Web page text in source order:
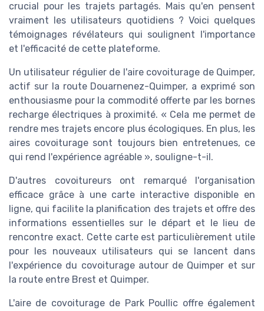
crucial pour les trajets partagés. Mais qu'en pensent
vraiment les utilisateurs quotidiens ? Voici quelques
témoignages révélateurs qui soulignent l'importance
et l'efficacité de cette plateforme.
Un utilisateur régulier de l'aire covoiturage de Quimper,
actif sur la route Douarnenez-Quimper, a exprimé son
enthousiasme pour la commodité offerte par les bornes
recharge électriques à proximité. « Cela me permet de
rendre mes trajets encore plus écologiques. En plus, les
aires covoiturage sont toujours bien entretenues, ce
qui rend l'expérience agréable », souligne-t-il.
D'autres covoitureurs ont remarqué l'organisation
efficace grâce à une carte interactive disponible en
ligne, qui facilite la planification des trajets et offre des
informations essentielles sur le départ et le lieu de
rencontre exact. Cette carte est particulièrement utile
pour les nouveaux utilisateurs qui se lancent dans
l'expérience du covoiturage autour de Quimper et sur
la route entre Brest et Quimper.
L'aire de covoiturage de Park Poullic offre également